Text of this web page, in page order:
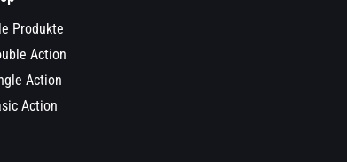
Produkte
Action
Action
Action